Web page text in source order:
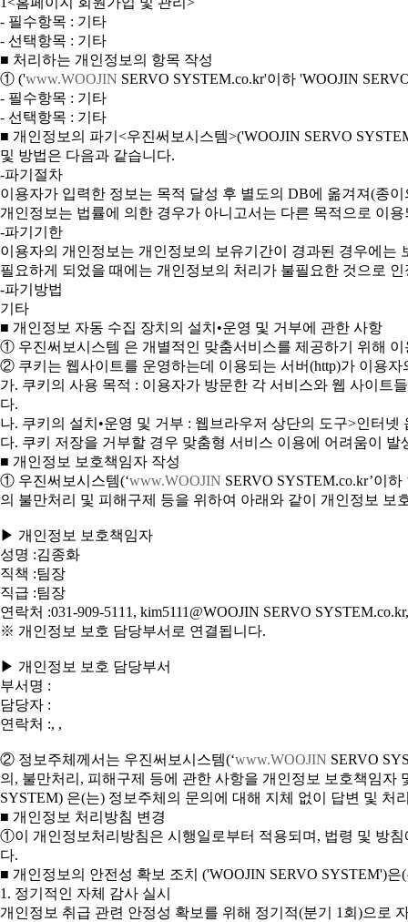
- 필수항목 : 기타
- 선택항목 : 기타
■ 처리하는 개인정보의 항목 작성
① ('www.WOOJIN SERVO SYSTEM.co.kr'이하 'WOOJIN
- 필수항목 : 기타
- 선택항목 : 기타
■ 개인정보의 파기<우진써보시스템>('WOOJIN SERVO
및 방법은 다음과 같습니다.
-파기절차
이용자가 입력한 정보는 목적 달성 후 별도의 DB에 옮겨져(종
개인정보는 법률에 의한 경우가 아니고서는 다른 목적으로 이
-파기기한
이용자의 개인정보는 개인정보의 보유기간이 경과된 경우에
필요하게 되었을 때에는 개인정보의 처리가 불필요한 것으로
-파기방법
기타
■ 개인정보 자동 수집 장치의 설치•운영 및 거부에 관한 사항
① 우진써보시스템 은 개별적인 맞춤서비스를 제공하기 위해 이
② 쿠키는 웹사이트를 운영하는데 이용되는 서버(http)가 이용
가. 쿠키의 사용 목적 : 이용자가 방문한 각 서비스와 웹 사이트
다.
나. 쿠키의 설치•운영 및 거부 : 웹브라우저 상단의 도구>인터
다. 쿠키 저장을 거부할 경우 맞춤형 서비스 이용에 어려움이 발
■ 개인정보 보호책임자 작성
① 우진써보시스템(‘www.WOOJIN SERVO SYSTEM.co.kr’이
의 불만처리 및 피해구제 등을 위하여 아래와 같이 개인정보 보
▶ 개인정보 보호책임자
성명 :김종화
직책 :팀장
직급 :팀장
연락처 :031-909-5111, kim5111@WOOJIN SERVO
※ 개인정보 보호 담당부서로 연결됩니다.
▶ 개인정보 보호 담당부서
부서명 :
담당자 :
연락처 :, ,
② 정보주체께서는 우진써보시스템(‘www.WOOJIN SERVO
의, 불만처리, 피해구제 등에 관한 사항을 개인정보 보호책임자
SYSTEM) 은(는) 정보주체의 문의에 대해 지체 없이 답변 및 처
■ 개인정보 처리방침 변경
①이 개인정보처리방침은 시행일로부터 적용되며, 법령 및 방
다.
■ 개인정보의 안전성 확보 조치 ('WOOJIN SERVO SYSTEM')
1. 정기적인 자체 감사 실시
개인정보 취급 관련 안정성 확보를 위해 정기적(분기 1회)으로